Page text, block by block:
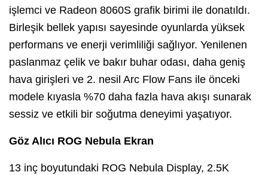
işlemci ve Radeon 8060S grafik birimi ile donatıldı.
Birleşik bellek yapısı sayesinde oyunlarda yüksek
performans ve enerji verimliliği sağlıyor. Yenilenen
paslanmaz çelik ve bakır buhar odası, daha geniş
hava girişleri ve 2. nesil Arc Flow Fans ile önceki
modele kıyasla %70 daha fazla hava akışı sunarak
sessiz ve etkili bir soğutma deneyimi yaşatıyor.
Göz Alıcı ROG Nebula Ekran
13 inç boyutundaki ROG Nebula Display, 2.5K